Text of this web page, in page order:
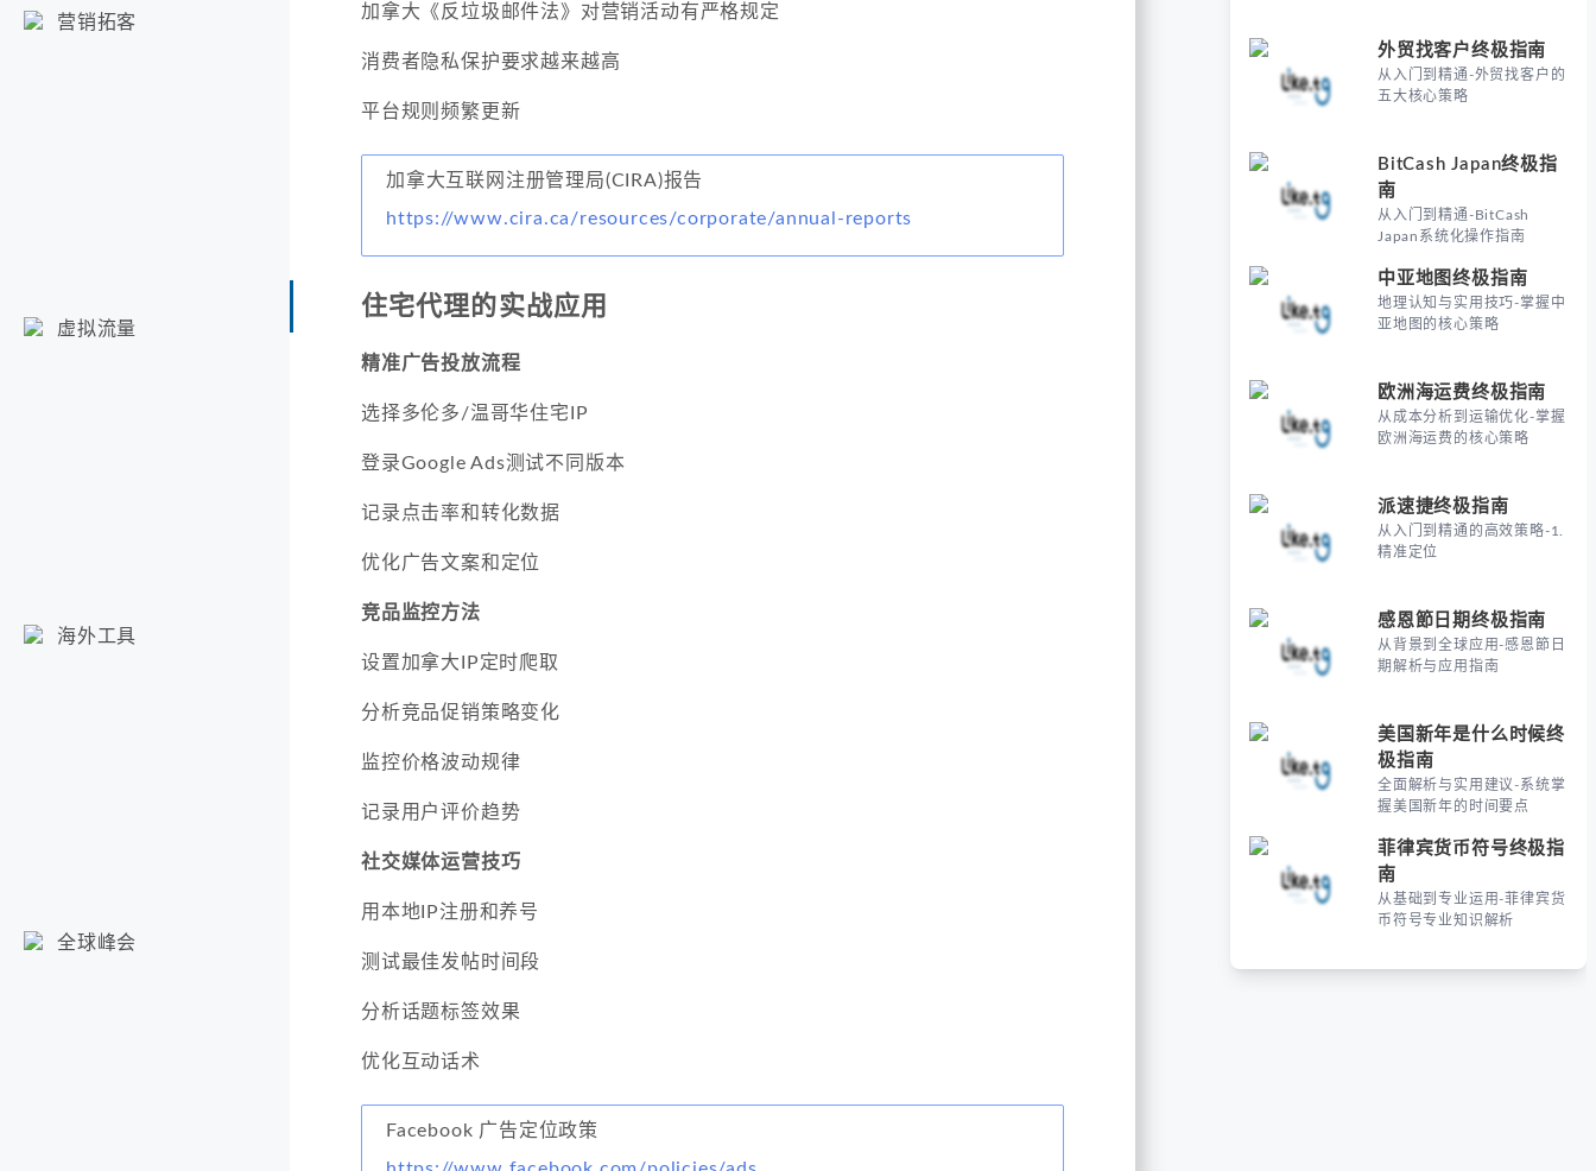
营销拓客
虚拟流量
海外工具
全球峰会
加拿大《反垃圾邮件法》对营销活动有严格规定
消费者隐私保护要求越来越高
平台规则频繁更新
加拿大互联网注册管理局(CIRA)报告
https://www.cira.ca/resources/corporate/annual-reports
住宅代理的实战应用
精准广告投放流程
选择多伦多/温哥华住宅IP
登录Google Ads测试不同版本
记录点击率和转化数据
优化广告文案和定位
竞品监控方法
设置加拿大IP定时爬取
分析竞品促销策略变化
监控价格波动规律
记录用户评价趋势
社交媒体运营技巧
用本地IP注册和养号
测试最佳发帖时间段
分析话题标签效果
优化互动话术
Facebook 广告定位政策
外贸找客户终极指南
从入门到精通-外贸找客户的
五大核心策略
BitCash Japan终极指
南
从入门到精通-BitCash
Japan系统化操作指南
中亚地图终极指南
地理认知与实用技巧-掌握中
亚地图的核心策略
欧洲海运费终极指南
从成本分析到运输优化-掌握
欧洲海运费的核心策略
派速捷终极指南
从入门到精通的高效策略-1.
精准定位
感恩節日期终极指南
从背景到全球应用-感恩節日
期解析与应用指南
美国新年是什么时候终
极指南
全面解析与实用建议-系统掌
握美国新年的时间要点
菲律宾货币符号终极指
南
从基础到专业运用-菲律宾货
币符号专业知识解析